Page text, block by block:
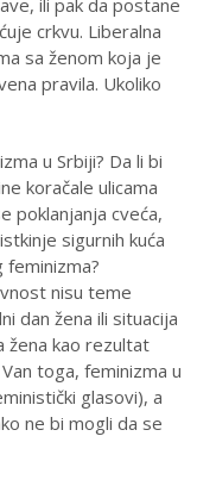
crkvu. Liberalna
sa ženom koja je
pravila. Ukoliko
u Srbiji? Da li bi
koračale ulicama
poklanjanja cveća,
sigurnih kuća
nisu teme
dan žena ili situacija
žena kao rezultat
toga, feminizma u
glasovi), a
ne bi mogli da se